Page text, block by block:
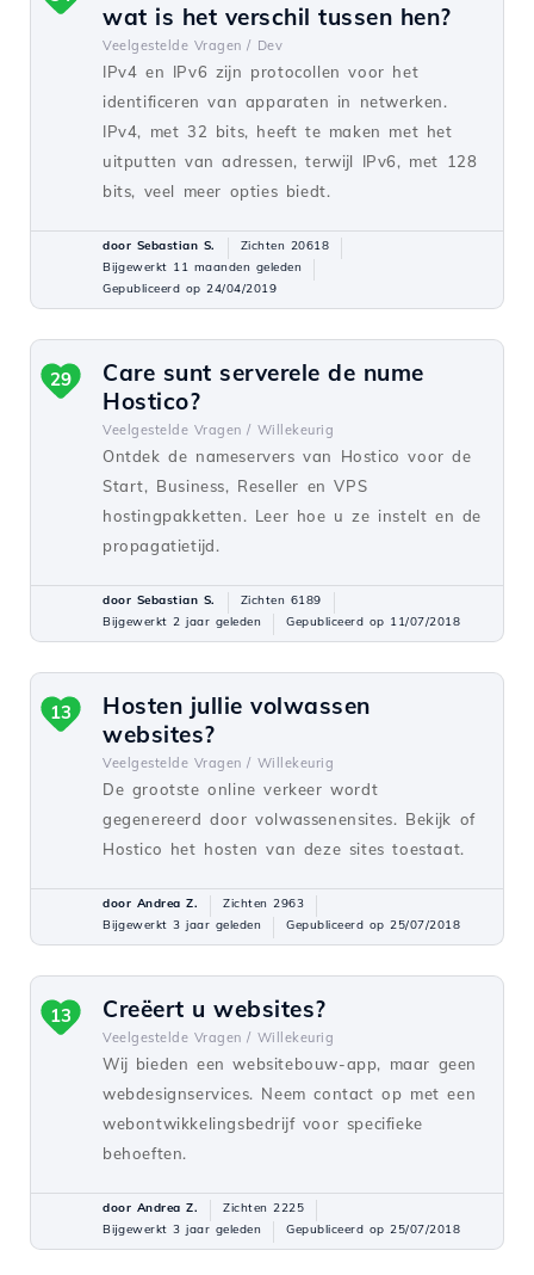
wat is het verschil tussen hen?
Veelgestelde Vragen / Dev
IPv4 en IPv6 zijn protocollen voor het
identificeren van apparaten in netwerken.
IPv4, met 32 bits, heeft te maken met het
uitputten van adressen, terwijl IPv6, met 128
bits, veel meer opties biedt.
door Sebastian S.
Zichten 20618
Bijgewerkt 11 maanden geleden
Gepubliceerd op 24/04/2019
Care sunt serverele de nume
Hostico?
Veelgestelde Vragen / Willekeurig
Ontdek de nameservers van Hostico voor de
Start, Business, Reseller en VPS
hostingpakketten. Leer hoe u ze instelt en de
propagatietijd.
29
door Sebastian S.
Zichten 6189
Bijgewerkt 2 jaar geleden
Gepubliceerd op 11/07/2018
Hosten jullie volwassen
websites?
Veelgestelde Vragen / Willekeurig
De grootste online verkeer wordt
gegenereerd door volwassenensites. Bekijk of
Hostico het hosten van deze sites toestaat.
13
door Andrea Z.
Zichten 2963
Bijgewerkt 3 jaar geleden
Gepubliceerd op 25/07/2018
Creëert u websites?
Veelgestelde Vragen / Willekeurig
Wij bieden een websitebouw-app, maar geen
webdesignservices. Neem contact op met een
webontwikkelingsbedrijf voor specifieke
behoeften.
13
door Andrea Z.
Zichten 2225
Bijgewerkt 3 jaar geleden
Gepubliceerd op 25/07/2018